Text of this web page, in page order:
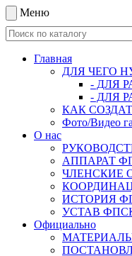
Меню
Главная
ДЛЯ ЧЕГО
- ДЛЯ
- ДЛЯ
КАК
Фото/Видео
О нас
АППАРАТ
ЧЛЕНСКИЕ
ИСТОРИЯ
УСТАВ
Официально